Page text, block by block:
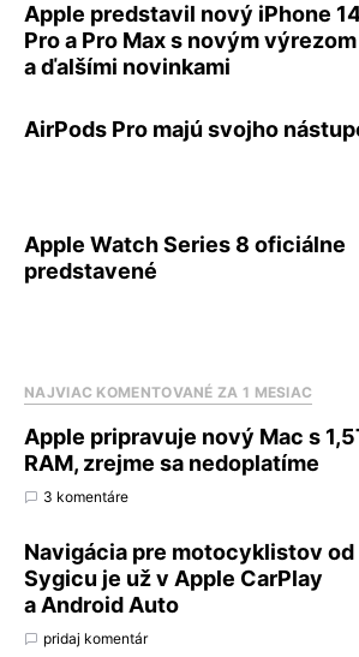
Apple predstavil nový iPhone
Pro a Pro Max s novým výrezom
a ďalšími novinkami
AirPods Pro majú svojho
Apple Watch Series 8 oficiálne
predstavené
NAJVIAC KOMENTOVANÉ ZA 1 MESIAC
Apple pripravuje nový Mac s
RAM, zrejme sa nedoplatíme
3 komentáre
Navigácia pre motocyklistov od
Sygicu je už v Apple CarPlay
a Android Auto
pridaj komentár